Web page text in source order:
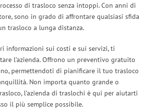
di trasloco senza intoppi. Con anni di
sono in grado di affrontare qualsiasi sfida
trasloco a lunga distanza.
informazioni sui costi e sui servizi, ti
l’azienda. Offrono un preventivo gratuito
permettendoti di pianificare il tuo trasloco
Non importa quanto grande o
l’azienda di traslochi è qui per aiutarti
il più semplice possibile.